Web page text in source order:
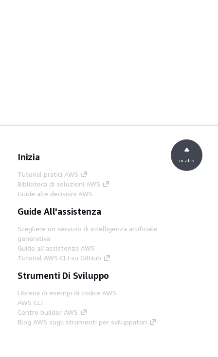
Inizia
Tutorial pratici AWS
Biblioteca di soluzioni AWS
Guide alle decisioni AWS
Guide All'assistenza
Scegliere un servizio di intelligenza artificiale
generativa
Guide all'assistenza AWS
Tutorial AWS CLI su GitHub
Strumenti Di Sviluppo
Libreria di esempi di codice AWS
AWS CLI
Centro builder AWS
Blog AWS sugli strumenti per sviluppatori
in alto